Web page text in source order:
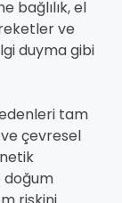
bağlılık, el
ve
duyma gibi
tam
çevresel
doğum